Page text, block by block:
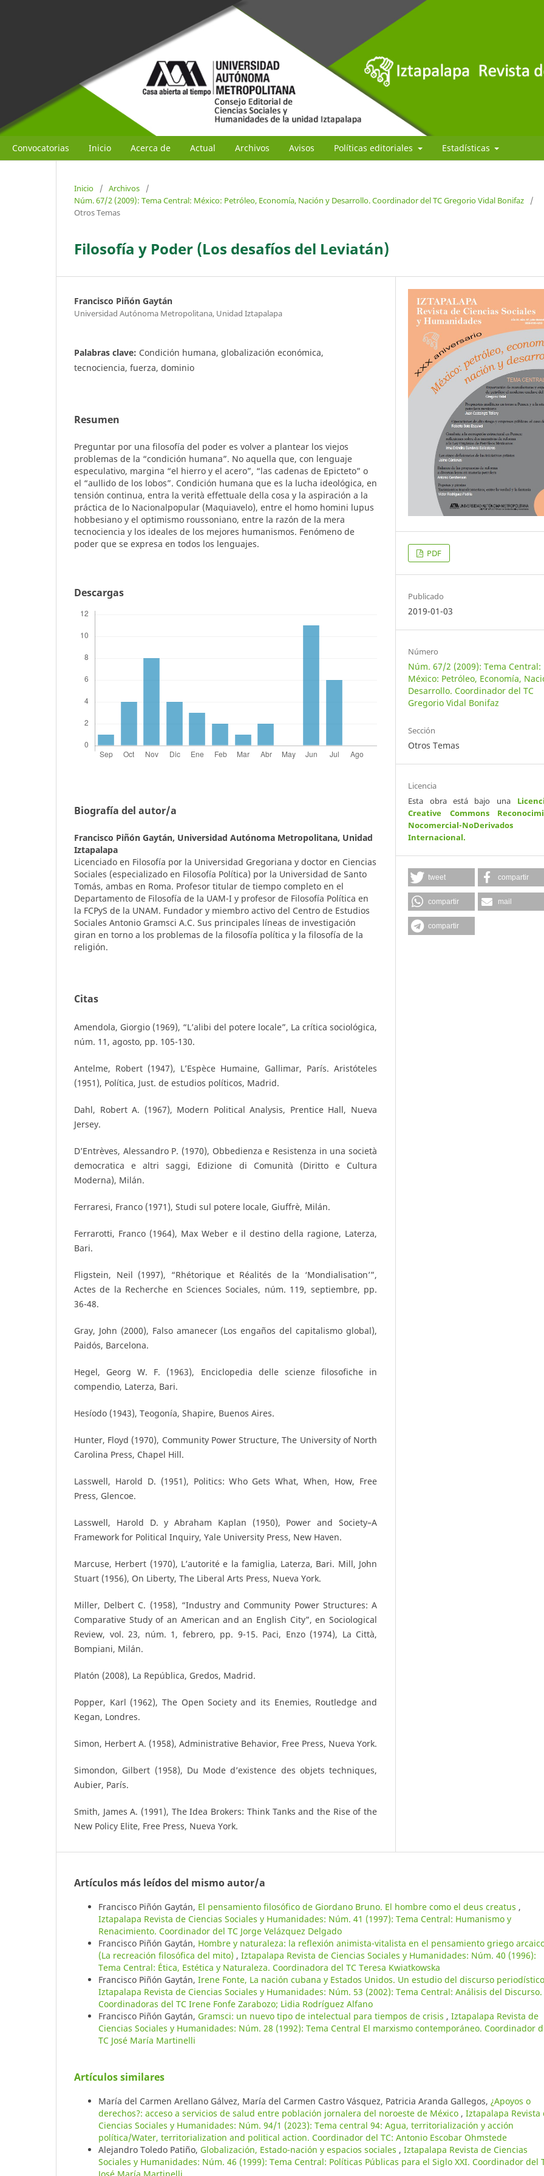
Convocatorias Inicio Acerca de Actual Archivos Avisos Políticas editoriales Estadísticas
Inicio / Archivos
/
Núm. 67/2 (2009): Tema Central: México: Petróleo, Economía, Nación y Desarrollo. Coordinador del TC Gregorio Vidal Bonifaz
/
Otros Temas
Filosofía y Poder (Los desafíos del Leviatán)
Francisco Piñón Gaytán
Universidad Autónoma Metropolitana, Unidad Iztapalapa
Palabras clave: Condición humana, globalización económica,
tecnociencia, fuerza, dominio
Resumen
Preguntar por una filosofía del poder es volver a plantear los viejos
problemas de la “condición humana”. No aquella que, con lenguaje
especulativo, margina “el hierro y el acero”, “las cadenas de Epicteto” o
el “aullido de los lobos”. Condición humana que es la lucha ideológica, en
tensión continua, entra la verità effettuale della cosa y la aspiración a la
práctica de lo Nacionalpopular (Maquiavelo), entre el homo homini lupus
hobbesiano y el optimismo roussoniano, entre la razón de la mera
tecnociencia y los ideales de los mejores humanismos. Fenómeno de
poder que se expresa en todos los lenguajes.
Descargas
Biografía del autor/a
Francisco Piñón Gaytán, Universidad Autónoma Metropolitana, Unidad
Iztapalapa
Licenciado en Filosofía por la Universidad Gregoriana y doctor en Ciencias
Sociales (especializado en Filosofía Política) por la Universidad de Santo
Tomás, ambas en Roma. Profesor titular de tiempo completo en el
Departamento de Filosofía de la UAM-I y profesor de Filosofía Política en
la FCPyS de la UNAM. Fundador y miembro activo del Centro de Estudios
Sociales Antonio Gramsci A.C. Sus principales líneas de investigación
giran en torno a los problemas de la filosofía política y la filosofía de la
religión.
Citas
Amendola, Giorgio (1969), “L’alibi del potere locale”, La crítica sociológica,
núm. 11, agosto, pp. 105-130.
Antelme, Robert (1947), L’Espèce Humaine, Gallimar, París. Aristóteles
(1951), Política, Just. de estudios políticos, Madrid.
Dahl, Robert A. (1967), Modern Political Analysis, Prentice Hall, Nueva
Jersey.
D’Entrèves, Alessandro P. (1970), Obbedienza e Resistenza in una società
democratica e altri saggi, Edizione di Comunità (Diritto e Cultura
Moderna), Milán.
Ferraresi, Franco (1971), Studi sul potere locale, Giuffrè, Milán.
Ferrarotti, Franco (1964), Max Weber e il destino della ragione, Laterza,
Bari.
Fligstein, Neil (1997), “Rhétorique et Réalités de la ‘Mondialisation’”,
Actes de la Recherche en Sciences Sociales, núm. 119, septiembre, pp.
36-48.
Gray, John (2000), Falso amanecer (Los engaños del capitalismo global),
Paidós, Barcelona.
Hegel, Georg W. F. (1963), Enciclopedia delle scienze filosofiche in
compendio, Laterza, Bari.
Hesíodo (1943), Teogonía, Shapire, Buenos Aires.
Hunter, Floyd (1970), Community Power Structure, The University of North
Carolina Press, Chapel Hill.
Lasswell, Harold D. (1951), Politics: Who Gets What, When, How, Free
Press, Glencoe.
Lasswell, Harold D. y Abraham Kaplan (1950), Power and Society–A
Framework for Political Inquiry, Yale University Press, New Haven.
Marcuse, Herbert (1970), L’autorité e la famiglia, Laterza, Bari. Mill, John
Stuart (1956), On Liberty, The Liberal Arts Press, Nueva York.
Miller, Delbert C. (1958), “Industry and Community Power Structures: A
Comparative Study of an American and an English City”, en Sociological
Review, vol. 23, núm. 1, febrero, pp. 9-15. Paci, Enzo (1974), La Città,
Bompiani, Milán.
Platón (2008), La República, Gredos, Madrid.
Popper, Karl (1962), The Open Society and its Enemies, Routledge and
Kegan, Londres.
Simon, Herbert A. (1958), Administrative Behavior, Free Press, Nueva York.
Simondon, Gilbert (1958), Du Mode d’existence des objets techniques,
Aubier, París.
Smith, James A. (1991), The Idea Brokers: Think Tanks and the Rise of the
New Policy Elite, Free Press, Nueva York.
PDF
Publicado
2019-01-03
Número
Núm. 67/2 (2009): Tema Central:
México: Petróleo, Economía,
Desarrollo. Coordinador del TC
Gregorio Vidal Bonifaz
Sección
Otros Temas
Licencia
Esta obra está bajo una
Creative Commons
Nocomercial-
Internacional.
tweet compartir
compartir mail
compartir
Artículos más leídos del mismo autor/a
Francisco Piñón Gaytán, El pensamiento filosófico de Giordano Bruno. El hombre como el deus creatus ,
Iztapalapa Revista de Ciencias Sociales y Humanidades: Núm. 41 (1997): Tema Central: Humanismo y
Renacimiento. Coordinador del TC Jorge Velázquez Delgado
Francisco Piñón Gaytán, Hombre y naturaleza: la reflexión animista-vitalista en el pensamiento griego
(La recreación filosófica del mito) , Iztapalapa Revista de Ciencias Sociales y Humanidades: Núm. 40 (1996):
Tema Central: Ética, Estética y Naturaleza. Coordinadora del TC Teresa Kwiatkowska
Francisco Piñón Gaytán, Irene Fonte, La nación cubana y Estados Unidos. Un estudio del discurso
Iztapalapa Revista de Ciencias Sociales y Humanidades: Núm. 53 (2002): Tema Central: Análisis del Discurso.
Coordinadoras del TC Irene Fonfe Zarabozo; Lidia Rodríguez Alfano
Francisco Piñón Gaytán, Gramsci: un nuevo tipo de intelectual para tiempos de crisis , Iztapalapa Revista de
Ciencias Sociales y Humanidades: Núm. 28 (1992): Tema Central El marxismo contemporáneo. Coordinador
TC José María Martinelli
Artículos similares
María del Carmen Arellano Gálvez, María del Carmen Castro Vásquez, Patricia Aranda Gallegos, ¿Apoyos o
derechos?: acceso a servicios de salud entre población jornalera del noroeste de México , Iztapalapa Revista
Ciencias Sociales y Humanidades: Núm. 94/1 (2023): Tema central 94: Agua, territorialización y acción
política/Water, territorialization and political action. Coordinador del TC: Antonio Escobar Ohmstede
Alejandro Toledo Patiño, Globalización, Estado-nación y espacios sociales , Iztapalapa Revista de Ciencias
Sociales y Humanidades: Núm. 46 (1999): Tema Central: Políticas Públicas para el Siglo XXI. Coordinador del